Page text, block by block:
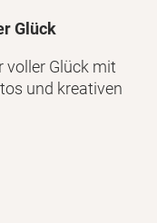
Glück
voller Glück mit
und kreativen